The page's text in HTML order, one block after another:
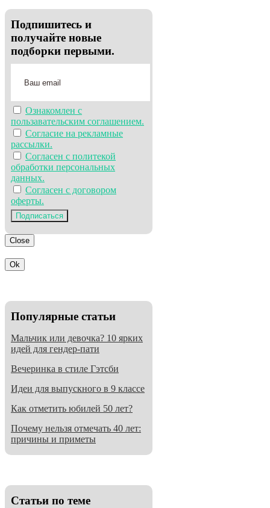
Подпишитесь и
получайте новые
подборки первыми.
Ознакомлен с
пользавательским соглашением.
Согласие на рекламные
рассылки.
Согласен с политекой
обработки персональных
данных.
Согласен с договором
оферты.
Подписаться
Close
Ok
Популярные статьи
Мальчик или девочка? 10 ярких
идей для гендер-пати
Вечеринка в стиле Гэтсби
Идеи для выпускного в 9 классе
Как отметить юбилей 50 лет?
Почему нельзя отмечать 40 лет:
причины и приметы
Cтатьи по теме